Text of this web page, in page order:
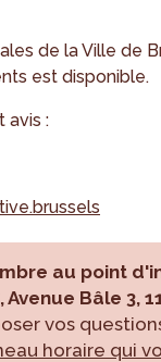
de la Ville de
est disponible.
avis :
au point
Bâle 3,
vos
horaire qui